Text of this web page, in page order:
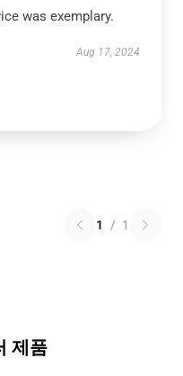
was exemplary.
Aug 17, 2024
1 / 1
제품